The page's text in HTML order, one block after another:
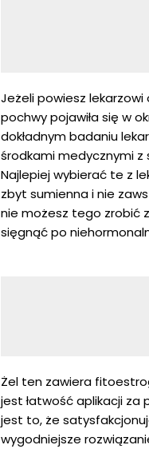
Jeżeli powiesz
pochwy pojawiła się w
dokładnym badaniu
środkami medycznymi
Najlepiej wybierać te z
zbyt sumienna i nie
nie możesz tego zrobić
sięgnąć po
Żel ten zawiera
jest łatwość aplikacji
jest to, że
wygodniejsze